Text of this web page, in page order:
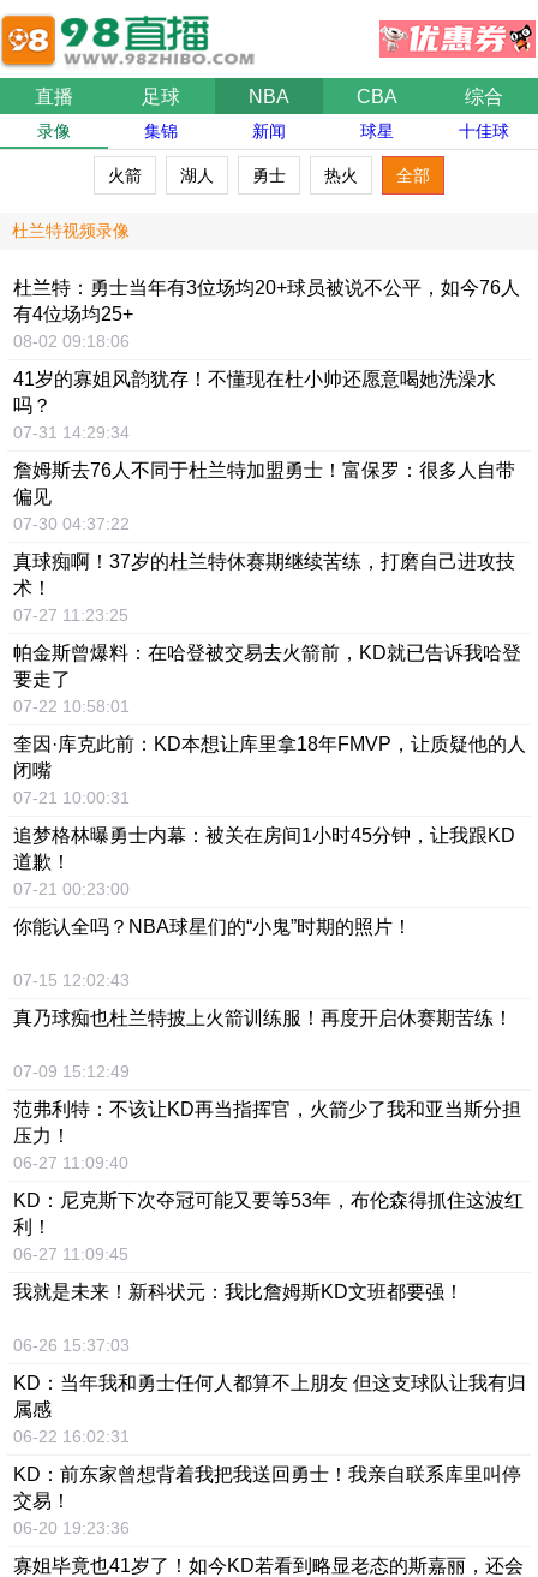
直播 足球 NBA CBA 综合
录像 集锦 新闻 球星 十佳球
火箭 湖人 勇士 热火 全部
杜兰特视频录像
杜兰特：勇士当年有3位场均20+球员被说不公平，如今76人
有4位场均25+
08-02 09:18:06
41岁的寡姐风韵犹存！不懂现在杜小帅还愿意喝她洗澡水
吗？
07-31 14:29:34
詹姆斯去76人不同于杜兰特加盟勇士！富保罗：很多人自带
偏见
07-30 04:37:22
真球痴啊！37岁的杜兰特休赛期继续苦练，打磨自己进攻技
术！
07-27 11:23:25
帕金斯曾爆料：在哈登被交易去火箭前，KD就已告诉我哈登
要走了
07-22 10:58:01
奎因·库克此前：KD本想让库里拿18年FMVP，让质疑他的人
闭嘴
07-21 10:00:31
追梦格林曝勇士内幕：被关在房间1小时45分钟，让我跟KD
道歉！
07-21 00:23:00
你能认全吗？NBA球星们的“小鬼”时期的照片！
07-15 12:02:43
真乃球痴也杜兰特披上火箭训练服！再度开启休赛期苦练！
07-09 15:12:49
范弗利特：不该让KD再当指挥官，火箭少了我和亚当斯分担
压力！
06-27 11:09:40
KD：尼克斯下次夺冠可能又要等53年，布伦森得抓住这波红
利！
06-27 11:09:45
我就是未来！新科状元：我比詹姆斯KD文班都要强！
06-26 15:37:03
KD：当年我和勇士任何人都算不上朋友 但这支球队让我有归
属感
06-22 16:02:31
KD：前东家曾想背着我把我送回勇士！我亲自联系库里叫停
交易！
06-20 19:23:36
寡姐毕竟也41岁了！如今KD若看到略显老态的斯嘉丽，还会